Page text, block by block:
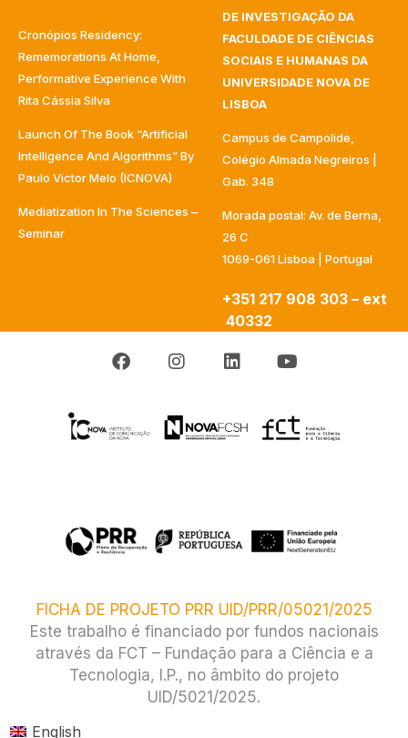
Cronópios Residency:
Rememorations At Home,
Performative Experience With
Rita Cássia Silva
Launch Of The Book “Artificial
Intelligence And Algorithms” By
Paulo Victor Melo (ICNOVA)
Mediatization In The Sciences –
Seminar
DE INVESTIGAÇÃO DA
FACULDADE DE CIÊNCIAS
SOCIAIS E HUMANAS DA
UNIVERSIDADE NOVA DE
LISBOA
Campus de Campolide,
Colégio Almada Negreiros |
Gab. 348
Morada postal: Av. de Berna,
26 C
1069-061 Lisboa | Portugal
+351 217 908 303 – ext
40332
FICHA DE PROJETO PRR UID/PRR/05021/2025
Este trabalho é financiado por fundos nacionais
através da FCT – Fundação para a Ciência e a
Tecnologia, I.P., no âmbito do projeto
UID/5021/2025.​
English